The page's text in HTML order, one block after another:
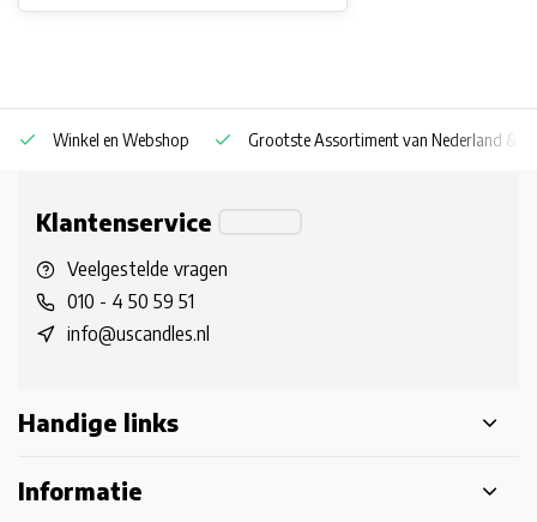
Winkel en Webshop Grootste Assortiment van Nederland &
Klantenservice
Veelgestelde vragen
010 - 4 50 59 51
info@uscandles.nl
Handige links
Informatie